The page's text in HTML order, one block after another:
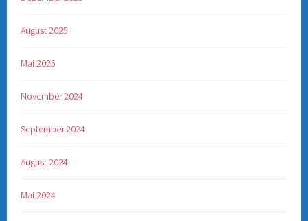
August 2025
Mai 2025
November 2024
September 2024
August 2024
Mai 2024